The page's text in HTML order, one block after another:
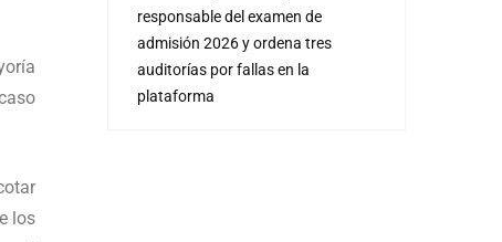
los
responsable del examen de
admisión 2026 y ordena tres
auditorías por fallas en la
plataforma